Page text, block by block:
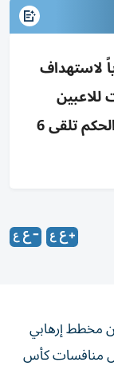
لاستهداف
وتهديدات للاعبين
والشرطة ورونالدو الأكثر مضايقة والحكم تلقى 6
إرهابي
منافسات كأس